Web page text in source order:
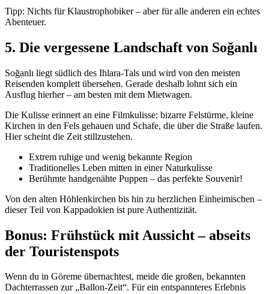
Tipp: Nichts für Klaustrophobiker – aber für alle anderen ein echtes
Abenteuer.
5. Die vergessene Landschaft von Soğanlı
Soğanlı liegt südlich des Ihlara-Tals und wird von den meisten
Reisenden komplett übersehen. Gerade deshalb lohnt sich ein
Ausflug hierher – am besten mit dem Mietwagen.
Die Kulisse erinnert an eine Filmkulisse: bizarre Felstürme, kleine
Kirchen in den Fels gehauen und Schafe, die über die Straße laufen.
Hier scheint die Zeit stillzustehen.
Extrem ruhige und wenig bekannte Region
Traditionelles Leben mitten in einer Naturkulisse
Berühmte handgenähte Puppen – das perfekte Souvenir!
Von den alten Höhlenkirchen bis hin zu herzlichen Einheimischen –
dieser Teil von Kappadokien ist pure Authentizität.
Bonus: Frühstück mit Aussicht – abseits
der Touristenspots
Wenn du in Göreme übernachtest, meide die großen, bekannten
Dachterrassen zur „Ballon-Zeit“. Für ein entspannteres Erlebnis